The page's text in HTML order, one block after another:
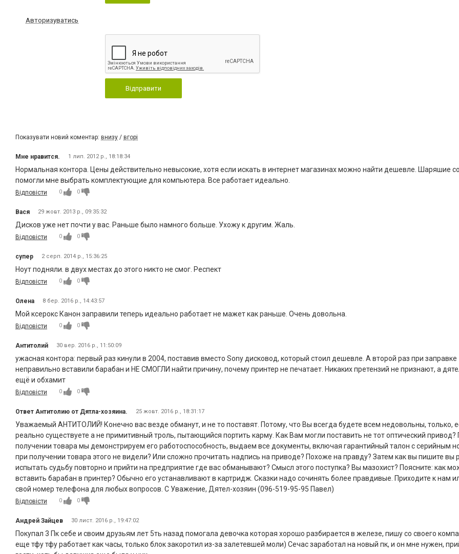
Авторизуватись
Відправити
Показувати новий коментар: внизу / вгорі
Мне нравится. 1 лип. 2012 р., 18:18:34
Нормальная контора. Цены действительно невысокие, хотя если искать в интернет магазинах можно найти дешевле. Шаряшие
помогли мне выбрать комплектующие для компьютера. Все работает идеально.
Відповісти 0 0
Вася 29 жовт. 2013 р., 09:35:32
Дисков уже нет почти у вас. Раньше было намного больше. Ухожу к другим. Жаль.
Відповісти 0 0
супер 2 серп. 2014 р., 15:36:25
Ноут подняли. в двух местах до этого никто не смог. Респект
Відповісти 0 0
Олена 8 бер. 2016 р., 14:43:57
Мой ксерокс Канон заправили теперь идеально работает не мажет как раньше. Очень довольна.
Відповісти 0 0
Антитолий 30 вер. 2016 р., 11:50:09
ужасная контора: первый раз кинули в 2004, поставив вместо Sony дисковод, который стоил дешевле. А второй раз при заправке
неправильно вставили барабан и НЕ СМОГЛИ найти причину, почему принтер не печатает. Никаких претензий не признают, а
ещё и обхамит
Відповісти 0 0
Ответ Антитолию от Дятла-хозяина. 25 жовт. 2016 р., 18:31:17
Уважаемый АНТИТОЛИЙ! Конечно вас везде обманут, и не то поставят. Потому, что Вы всегда будете всем недовольны, только,
реально существуете а не примитивный троль, пытающийся портить карму. Как Вам могли поставить не тот оптический привод?
получении товара мы демонстрируем его работоспособность, выдаем все документы, включая гарантийный талон с серийным
при получении товара этого не видели? Или сложно прочитать надпись на приводе? Похоже на правду? Затем как вы пишите вы
испытать судьбу повторно и прийти на предприятие где вас обманывают? Смысл этого поступка? Вы мазохист? Поясните: как
вставить барабан в принтер? Обычно его устанавливают в картридж. Сказки надо сочинять более правдивые. Приходите к нам
свой номер телефона для любых вопросов. С Уважение, Дятел-хозяин (096-519-95-95 Павел)
Відповісти 0 0
Андрей Зайцев 30 лист. 2016 р., 19:47:02
Покупал 3 Пк себе и своим друзьям лет 5ть назад помогала девочка которая хорошо разбирается в железе, пишу со своего
еще тфу тфу работает как часы, только блок закоротил из-за залетевшей моли) Сечас заработал на новый пк, и он мне нужен,